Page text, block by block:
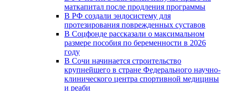
маткапитал после продления программы
В РФ создали эндосистему для
протезирования поврежденных суставов
В Соцфонде рассказали о максимальном
размере пособия по беременности в 2026
году
В Сочи начинается строительство
крупнейшего в стране Федерального научно-
клинического центра спортивной медицины
и реаби